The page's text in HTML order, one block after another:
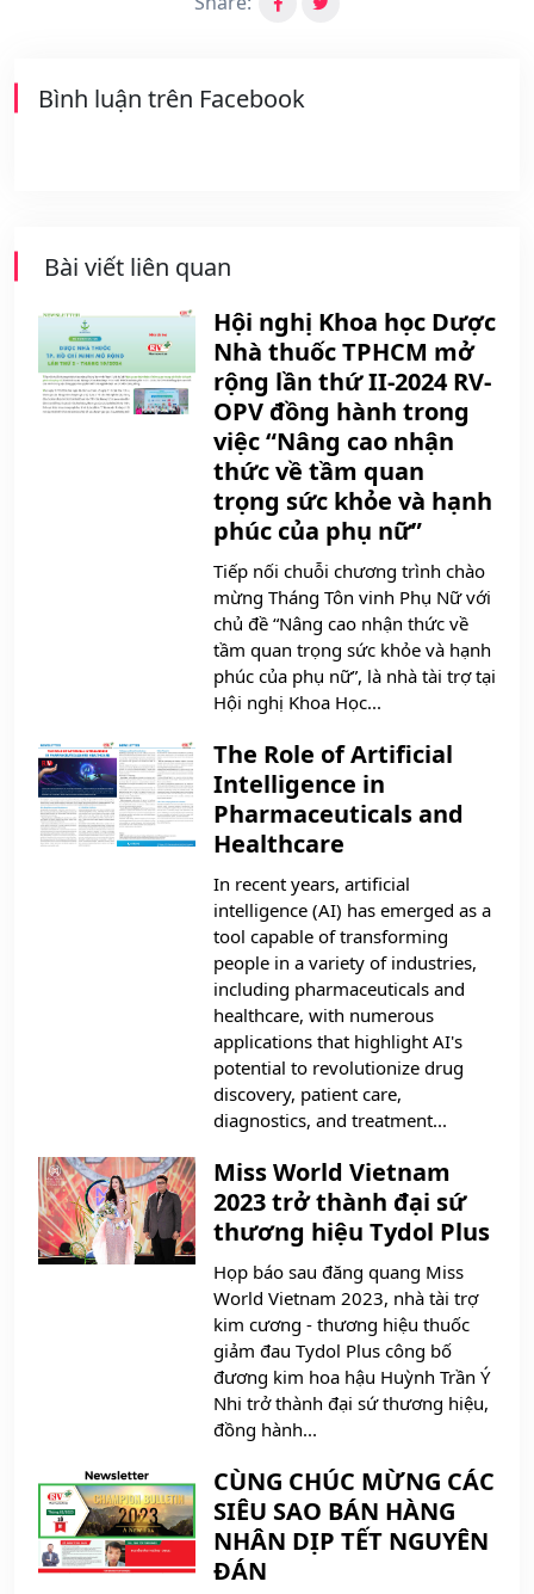
Bình luận trên Facebook
Bài viết liên quan
Hội nghị Khoa học Dược
Nhà thuốc TPHCM mở
rộng lần thứ II-2024 RV-
OPV đồng hành trong
việc “Nâng cao nhận
thức về tầm quan
trọng sức khỏe và hạnh
phúc của phụ nữ”
Tiếp nối chuỗi chương trình chào
mừng Tháng Tôn vinh Phụ Nữ với
chủ đề “Nâng cao nhận thức về
tầm quan trọng sức khỏe và hạnh
phúc của phụ nữ”, là nhà tài trợ tại
Hội nghị Khoa Học...
The Role of Artificial
Intelligence in
Pharmaceuticals and
Healthcare
In recent years, artificial
intelligence (AI) has emerged as a
tool capable of transforming
people in a variety of industries,
including pharmaceuticals and
healthcare, with numerous
applications that highlight AI's
potential to revolutionize drug
discovery, patient care,
diagnostics, and treatment...
Miss World Vietnam
2023 trở thành đại sứ
thương hiệu Tydol Plus
Họp báo sau đăng quang Miss
World Vietnam 2023, nhà tài trợ
kim cương - thương hiệu thuốc
giảm đau Tydol Plus công bố
đương kim hoa hậu Huỳnh Trần Ý
Nhi trở thành đại sứ thương hiệu,
đồng hành...
CÙNG CHÚC MỪNG CÁC
SIÊU SAO BÁN HÀNG
NHÂN DỊP TẾT NGUYÊN
ĐÁN